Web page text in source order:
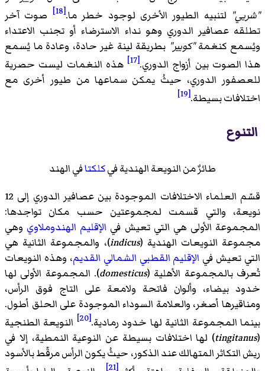
"شريي" لتنبيه الطيور الأخرى لوجود خطر ما.[18]
صوت آخر
تطلقه عصافير الدوري وهو نداء الاسترضاء أو تجنب الاعتداء
ويُسمع كنغمة"كويير" بطريقة لينة غير حادة، وعادة ما يُسمع
هذا الصوت بين أزواج الدوري.[17]
هذه النغمات ليست حصرية
للعصفور الدوري، حيثُ يمكن سماعها من طيور أخرى مع
اختلافات بسيطة.[19]
التنوع
طائرٌ من النويعة الهندية فيكلكتافي الهند
قسّم العلماء الاختلافات الموجودة بين عصافير الدوري إلى 12
نويعة، والتي قسمت لمجموعتين حسب مكان تواجدها:
المجموعة الأولى هي التي تعيش في الإقليم الهندوملاوي وهي
مجموعة النويعات الهندية (indicus)، والمجموعة الثانية هي
التي تعيش في الإقليم القطبي الشمالي القديم، وهذه النويعات
تُعرف بالمجموعة الأهلية (domesticus). المجموعة الأولى لها
خدود بيضاء، وألوان فاتحة ولامعة على التاج فوق الرأس،
ومناقيرها أصغر، والعلامة السوداء الموجودة على الحلق أطول.
بينما المجموعة الثانية لها خدود رمادية.[20]
النويعة الطنجية
(
tingitanus) لها اختلافات بسيطة عن النوعية النمطية، إلا في
ريش التكاثر المتهالك عند الذكور، حيثُ يكون الرأس مرقّط بالأسود
[21]